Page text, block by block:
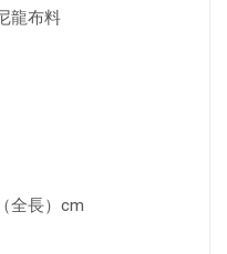
龍布料
全長）cm